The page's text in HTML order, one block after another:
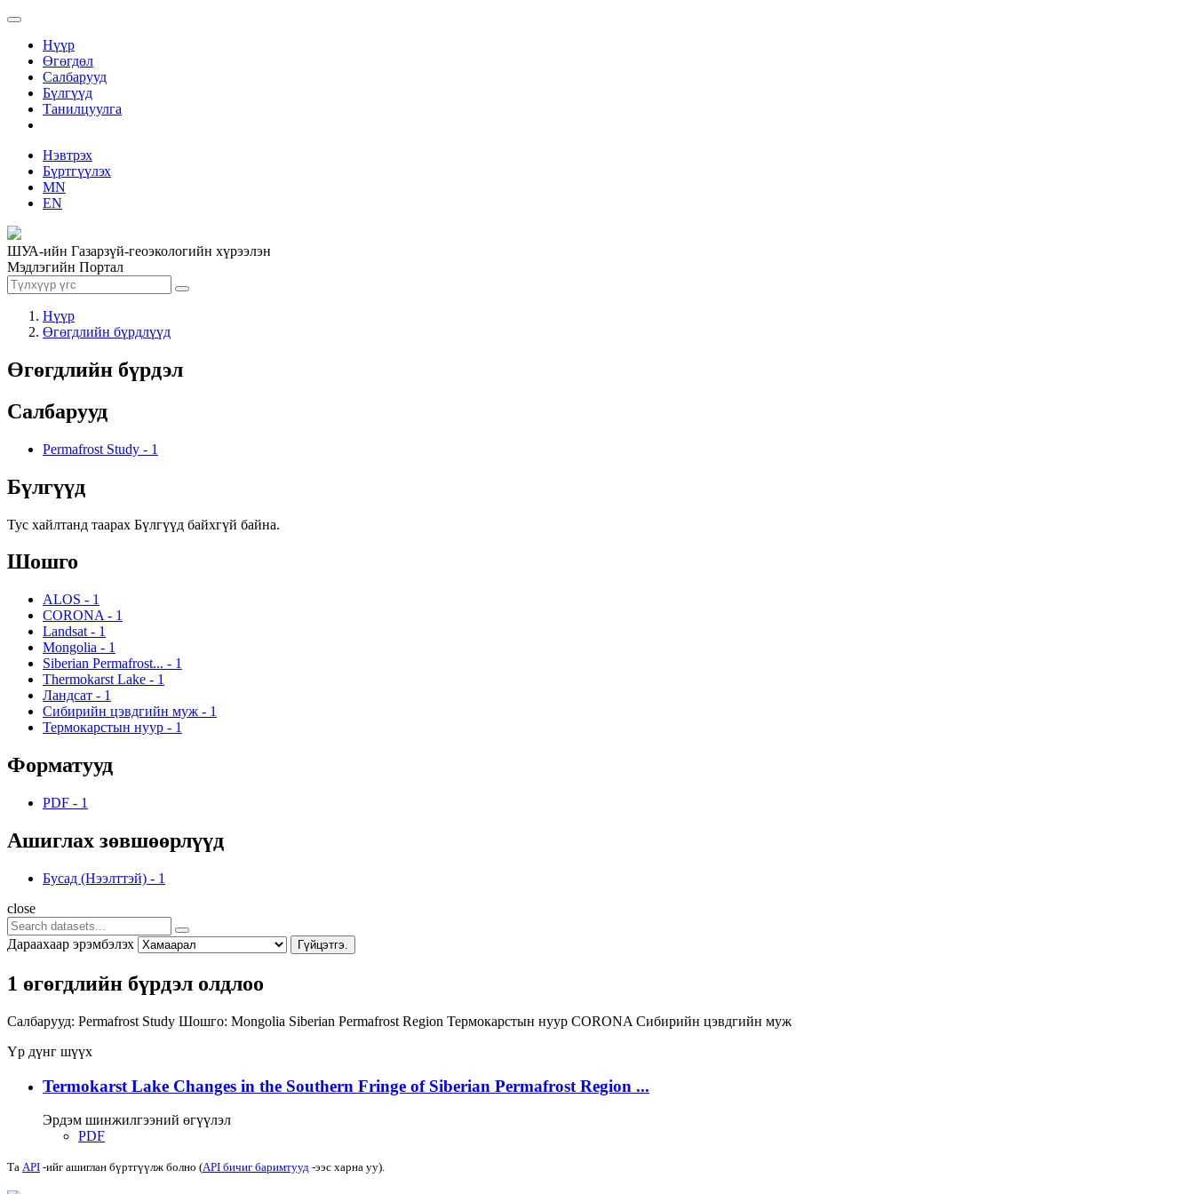
Нүүр
Өгөгдөл
Салбарууд
Бүлгүүд
Танилцуулга
Нэвтрэх
Бүртгүүлэх
MN
EN
ШУА-ийн Газарзүй-геоэкологийн хүрээлэн
Мэдлэгийн Портал
Нүүр
Өгөгдлийн бүрдлүүд
Өгөгдлийн бүрдэл
Салбарууд
Permafrost Study - 1
Бүлгүүд
Тус хайлтанд таарах Бүлгүүд байхгүй байна.
Шошго
ALOS - 1
CORONA - 1
Landsat - 1
Mongolia - 1
Siberian Permafrost... - 1
Thermokarst Lake - 1
Ландсат - 1
Сибирийн цэвдгийн муж - 1
Термокарстын нуур - 1
Форматууд
PDF - 1
Ашиглах зөвшөөрлүүд
Бусад (Нээлттэй) - 1
close
Дараахаар эрэмбэлэх Гүйцэтгэ.
1 өгөгдлийн бүрдэл олдлоо
Салбарууд: Permafrost Study Шошго: Mongolia Siberian Permafrost Region Термокарстын нуур CORONA Сибирийн цэвдгийн муж
Үр дүнг шүүх
Termokarst Lake Changes in the Southern Fringe of Siberian Permafrost Region ...
Эрдэм шинжилгээний өгүүлэл
PDF
Та API -ийг ашиглан бүртгүүлж болно (API бичиг баримтууд -ээс харна уу).